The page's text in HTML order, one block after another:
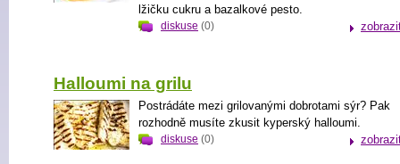
lžičku cukru a bazalkové pesto.
diskuse (0)
Halloumi na grilu
Postrádáte mezi grilovanými dobrotami sýr? Pak
rozhodně musíte zkusit kyperský halloumi.
diskuse (0)